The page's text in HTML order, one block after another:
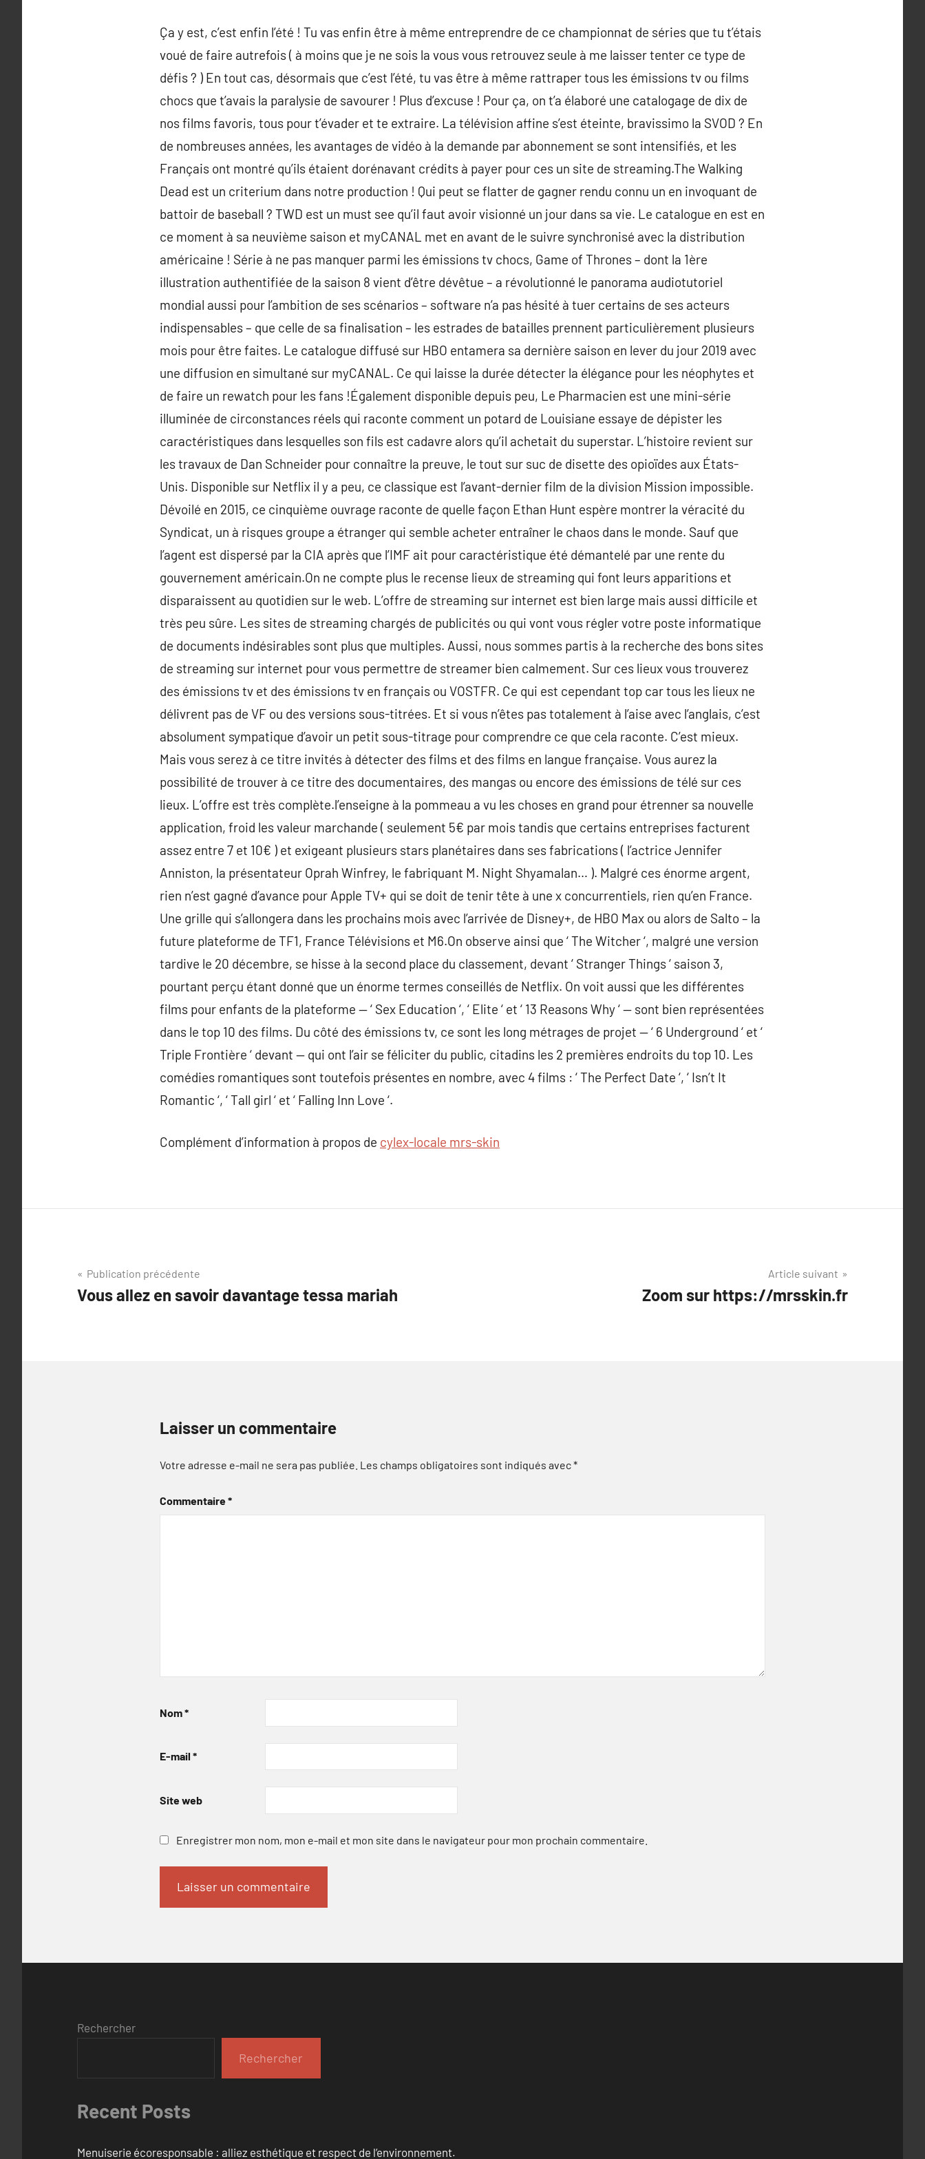
Ça y est, c’est enfin l’été ! Tu vas enfin être à même entreprendre de ce championnat de séries que tu t’étais
voué de faire autrefois ( à moins que je ne sois la vous vous retrouvez seule à me laisser tenter ce type de
défis ? ) En tout cas, désormais que c’est l’été, tu vas être à même rattraper tous les émissions tv ou films
chocs que t’avais la paralysie de savourer ! Plus d’excuse ! Pour ça, on t’a élaboré une catalogage de dix de
nos films favoris, tous pour t’évader et te extraire. La télévision affine s’est éteinte, bravissimo la SVOD ? En
de nombreuses années, les avantages de vidéo à la demande par abonnement se sont intensifiés, et les
Français ont montré qu’ils étaient dorénavant crédits à payer pour ces un site de streaming.The Walking
Dead est un criterium dans notre production ! Qui peut se flatter de gagner rendu connu un en invoquant de
battoir de baseball ? TWD est un must see qu’il faut avoir visionné un jour dans sa vie. Le catalogue en est en
ce moment à sa neuvième saison et myCANAL met en avant de le suivre synchronisé avec la distribution
américaine ! Série à ne pas manquer parmi les émissions tv chocs, Game of Thrones – dont la 1ère
illustration authentifiée de la saison 8 vient d’être dévêtue – a révolutionné le panorama audiotutoriel
mondial aussi pour l’ambition de ses scénarios – software n’a pas hésité à tuer certains de ses acteurs
indispensables – que celle de sa finalisation – les estrades de batailles prennent particulièrement plusieurs
mois pour être faites. Le catalogue diffusé sur HBO entamera sa dernière saison en lever du jour 2019 avec
une diffusion en simultané sur myCANAL. Ce qui laisse la durée détecter la élégance pour les néophytes et
de faire un rewatch pour les fans !Également disponible depuis peu, Le Pharmacien est une mini-série
illuminée de circonstances réels qui raconte comment un potard de Louisiane essaye de dépister les
caractéristiques dans lesquelles son fils est cadavre alors qu’il achetait du superstar. L’histoire revient sur
les travaux de Dan Schneider pour connaître la preuve, le tout sur suc de disette des opioïdes aux États-
Unis. Disponible sur Netflix il y a peu, ce classique est l’avant-dernier film de la division Mission impossible.
Dévoilé en 2015, ce cinquième ouvrage raconte de quelle façon Ethan Hunt espère montrer la véracité du
Syndicat, un à risques groupe a étranger qui semble acheter entraîner le chaos dans le monde. Sauf que
l’agent est dispersé par la CIA après que l’IMF ait pour caractéristique été démantelé par une rente du
gouvernement américain.On ne compte plus le recense lieux de streaming qui font leurs apparitions et
disparaissent au quotidien sur le web. L’offre de streaming sur internet est bien large mais aussi difficile et
très peu sûre. Les sites de streaming chargés de publicités ou qui vont vous régler votre poste informatique
de documents indésirables sont plus que multiples. Aussi, nous sommes partis à la recherche des bons sites
de streaming sur internet pour vous permettre de streamer bien calmement. Sur ces lieux vous trouverez
des émissions tv et des émissions tv en français ou VOSTFR. Ce qui est cependant top car tous les lieux ne
délivrent pas de VF ou des versions sous-titrées. Et si vous n’êtes pas totalement à l’aise avec l’anglais, c’est
absolument sympatique d’avoir un petit sous-titrage pour comprendre ce que cela raconte. C’est mieux.
Mais vous serez à ce titre invités à détecter des films et des films en langue française. Vous aurez la
possibilité de trouver à ce titre des documentaires, des mangas ou encore des émissions de télé sur ces
lieux. L’offre est très complète.l’enseigne à la pommeau a vu les choses en grand pour étrenner sa nouvelle
application, froid les valeur marchande ( seulement 5€ par mois tandis que certains entreprises facturent
assez entre 7 et 10€ ) et exigeant plusieurs stars planétaires dans ses fabrications ( l’actrice Jennifer
Anniston, la présentateur Oprah Winfrey, le fabriquant M. Night Shyamalan… ). Malgré ces énorme argent,
rien n’est gagné d’avance pour Apple TV+ qui se doit de tenir tête à une x concurrentiels, rien qu’en France.
Une grille qui s’allongera dans les prochains mois avec l’arrivée de Disney+, de HBO Max ou alors de Salto – la
future plateforme de TF1, France Télévisions et M6.On observe ainsi que ‘ The Witcher ‘, malgré une version
tardive le 20 décembre, se hisse à la second place du classement, devant ‘ Stranger Things ‘ saison 3,
pourtant perçu étant donné que un énorme termes conseillés de Netflix. On voit aussi que les différentes
films pour enfants de la plateforme — ‘ Sex Education ‘, ‘ Elite ‘ et ‘ 13 Reasons Why ‘ — sont bien représentées
dans le top 10 des films. Du côté des émissions tv, ce sont les long métrages de projet — ‘ 6 Underground ‘ et ‘
Triple Frontière ‘ devant — qui ont l’air se féliciter du public, citadins les 2 premières endroits du top 10. Les
comédies romantiques sont toutefois présentes en nombre, avec 4 films : ‘ The Perfect Date ‘, ‘ Isn’t It
Romantic ‘, ‘ Tall girl ‘ et ‘ Falling Inn Love ‘.
Complément d’information à propos de cylex-locale mrs-skin
Navigation
de
Publication précédente
Vous allez en savoir davantage tessa mariah
Article suivant
Zoom sur https://mrsskin.fr
Laisser un commentaire
Votre adresse e-mail ne sera pas publiée. Les champs obligatoires sont indiqués avec*
Commentaire*
Nom*
E-mail *
Site web
Enregistrer mon nom, mon e-mail et mon site dans le navigateur pour mon prochain commentaire.
Rechercher
Rechercher
Recent Posts
Menuiserie écoresponsable : alliez esthétique et respect de l’environnement.